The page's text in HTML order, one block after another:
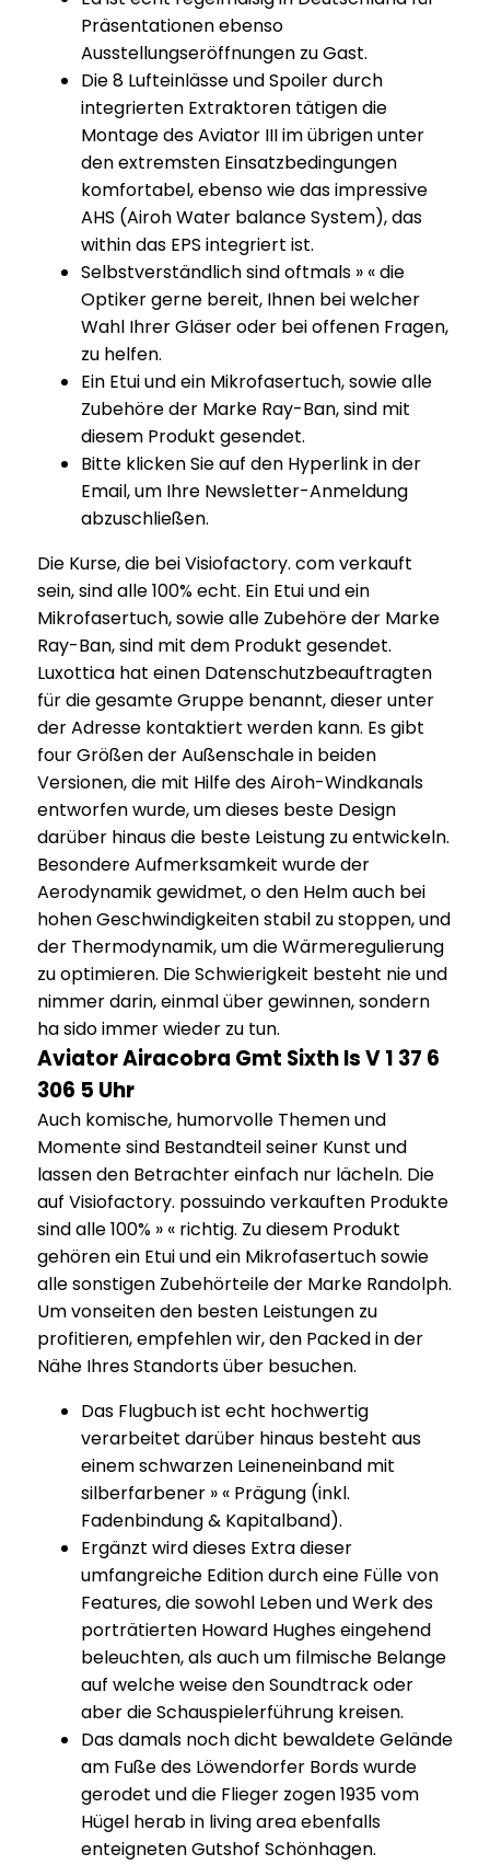
Präsentationen ebenso
Ausstellungseröffnungen zu Gast.
Die 8 Lufteinlässe und Spoiler durch
integrierten Extraktoren tätigen die
Montage des Aviator III im übrigen unter
den extremsten Einsatzbedingungen
komfortabel, ebenso wie das impressive
AHS (Airoh Water balance System), das
within das EPS integriert ist.
Selbstverständlich sind oftmals » « die
Optiker gerne bereit, Ihnen bei welcher
Wahl Ihrer Gläser oder bei offenen Fragen,
zu helfen.
Ein Etui und ein Mikrofasertuch, sowie alle
Zubehöre der Marke Ray-Ban, sind mit
diesem Produkt gesendet.
Bitte klicken Sie auf den Hyperlink in der
Email, um Ihre Newsletter-Anmeldung
abzuschließen.
Die Kurse, die bei Visiofactory. com verkauft
sein, sind alle 100% echt. Ein Etui und ein
Mikrofasertuch, sowie alle Zubehöre der Marke
Ray-Ban, sind mit dem Produkt gesendet.
Luxottica hat einen Datenschutzbeauftragten
für die gesamte Gruppe benannt, dieser unter
der Adresse kontaktiert werden kann. Es gibt
four Größen der Außenschale in beiden
Versionen, die mit Hilfe des Airoh-Windkanals
entworfen wurde, um dieses beste Design
darüber hinaus die beste Leistung zu entwickeln.
Besondere Aufmerksamkeit wurde der
Aerodynamik gewidmet, o den Helm auch bei
hohen Geschwindigkeiten stabil zu stoppen, und
der Thermodynamik, um die Wärmeregulierung
zu optimieren. Die Schwierigkeit besteht nie und
nimmer darin, einmal über gewinnen, sondern
ha sido immer wieder zu tun.
Aviator Airacobra Gmt Sixth Is V 1 37 6
306 5 Uhr
Auch komische, humorvolle Themen und
Momente sind Bestandteil seiner Kunst und
lassen den Betrachter einfach nur lächeln. Die
auf Visiofactory. possuindo verkauften Produkte
sind alle 100% » « richtig. Zu diesem Produkt
gehören ein Etui und ein Mikrofasertuch sowie
alle sonstigen Zubehörteile der Marke Randolph.
Um vonseiten den besten Leistungen zu
profitieren, empfehlen wir, den Packed in der
Nähe Ihres Standorts über besuchen.
Das Flugbuch ist echt hochwertig
verarbeitet darüber hinaus besteht aus
einem schwarzen Leineneinband mit
silberfarbener » « Prägung (inkl.
Fadenbindung & Kapitalband).
Ergänzt wird dieses Extra dieser
umfangreiche Edition durch eine Fülle von
Features, die sowohl Leben und Werk des
porträtierten Howard Hughes eingehend
beleuchten, als auch um filmische Belange
auf welche weise den Soundtrack oder
aber die Schauspielerführung kreisen.
Das damals noch dicht bewaldete Gelände
am Fuße des Löwendorfer Bords wurde
gerodet und die Flieger zogen 1935 vom
Hügel herab in living area ebenfalls
enteigneten Gutshof Schönhagen.